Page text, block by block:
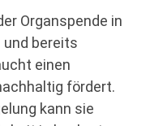
Organspende in
bereits
einen
fördert.
kann sie